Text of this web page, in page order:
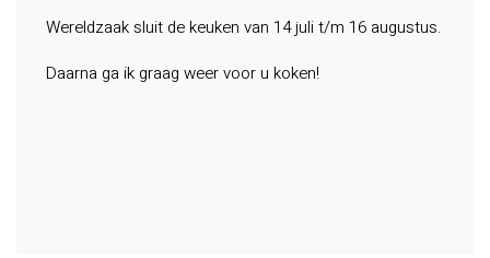
Wereldzaak sluit de keuken van 14 juli t/m 16 augustus.
Daarna ga ik graag weer voor u koken!